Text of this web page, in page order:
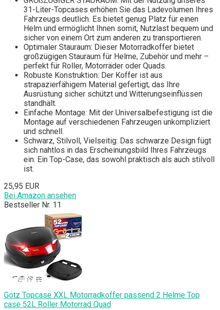
31-Liter-Topcases erhöhen Sie das Ladevolumen Ihres
Fahrzeugs deutlich. Es bietet genug Platz für einen
Helm und ermöglicht Ihnen somit, Nutzlast bequem und
sicher von einem Ort zum anderen zu transportieren.
Optimaler Stauraum: Dieser Motorradkoffer bietet
großzügigen Stauraum für Helme, Zubehör und mehr –
perfekt für Roller, Motorräder oder Quads.
Robuste Konstruktion: Der Koffer ist aus
strapazierfähigem Material gefertigt, das Ihre
Ausrüstung sicher schützt und Witterungseinflüssen
standhält.
Einfache Montage: Mit der Universalbefestigung ist die
Montage auf verschiedenen Fahrzeugen unkompliziert
und schnell.
Schwarz, Stilvoll, Vielseitig: Das schwarze Design fügt
sich nahtlos in das Erscheinungsbild Ihres Fahrzeugs
ein. Ein Top-Case, das sowohl praktisch als auch stilvoll
ist.
25,95 EUR
Bei Amazon ansehen
Bestseller Nr. 11
Götz Topcase XXL Motorradkoffer passend 2 Helme Top
case 52L Roller Motorrad Quad